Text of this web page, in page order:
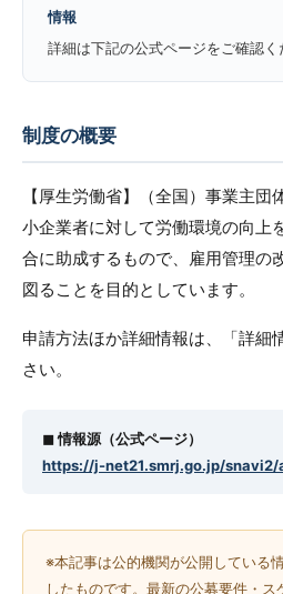
情報
詳細は下記の公式ページをご確認く
制度の概要
【厚生労働省】（全国）事業主
小企業者に対して労働環境の向上
合に助成するもので、雇用管理の
図ることを目的としています。
申請方法ほか詳細情報は、「詳細
さい。
◼︎ 情報源（公式ページ）
https://j-net21.smrj.go.jp/snavi2/
※本記事は公的機関が公開している
したものです。最新の公募要件・